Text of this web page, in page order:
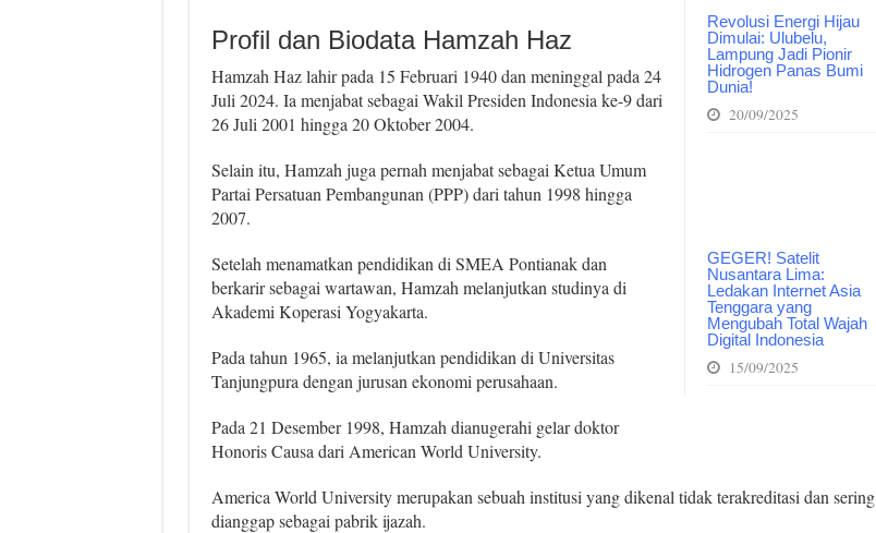
Revolusi Energi Hijau
Dimulai: Ulubelu,
Lampung Jadi Pionir
Hidrogen Panas Bumi
Dunia!
20/09/2025
GEGER! Satelit
Nusantara Lima:
Ledakan Internet Asia
Tenggara yang
Mengubah Total Wajah
Digital Indonesia
15/09/2025
Profil dan Biodata Hamzah Haz
Hamzah Haz lahir pada 15 Februari 1940 dan meninggal pada 24
Juli 2024. Ia menjabat sebagai Wakil Presiden Indonesia ke-9 dari
26 Juli 2001 hingga 20 Oktober 2004.
Selain itu, Hamzah juga pernah menjabat sebagai Ketua Umum
Partai Persatuan Pembangunan (PPP) dari tahun 1998 hingga
2007.
Setelah menamatkan pendidikan di SMEA Pontianak dan
berkarir sebagai wartawan, Hamzah melanjutkan studinya di
Akademi Koperasi Yogyakarta.
Pada tahun 1965, ia melanjutkan pendidikan di Universitas
Tanjungpura dengan jurusan ekonomi perusahaan.
Pada 21 Desember 1998, Hamzah dianugerahi gelar doktor
Honoris Causa dari American World University.
America World University merupakan sebuah institusi yang dikenal tidak terakreditasi dan sering
dianggap sebagai pabrik ijazah.